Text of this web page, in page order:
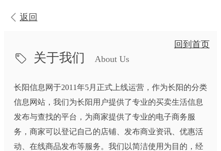
返回
回到首页
关于我们 About Us
长阳信息网于2011年5月正式上线运营，作为长阳的分类
信息网站，我们为长阳用户提供了专业的买卖生活信息
发布与查找的平台，为商家提供了专业的电子商务服
务，商家可以登记自己的店铺、发布商业资讯、优惠活
动、在线商品发布等服务。我们以简洁使用为目的，经